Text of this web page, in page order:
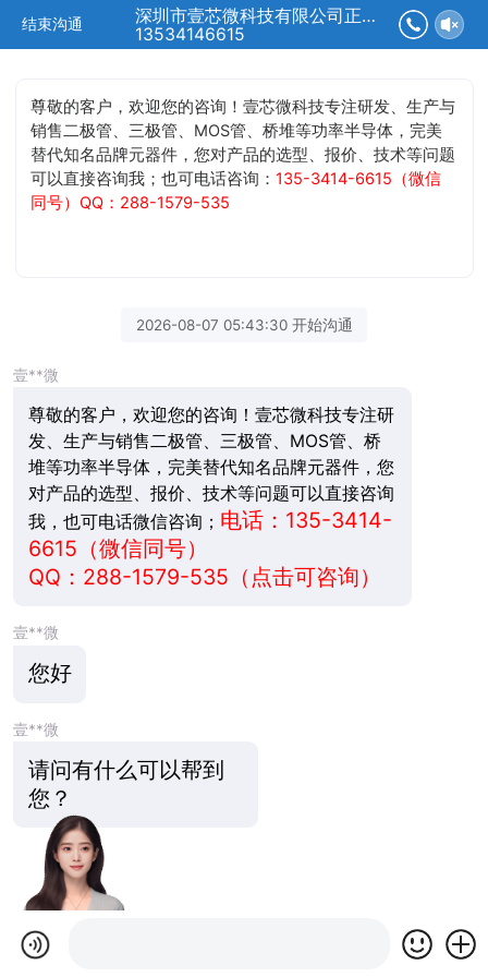
结束沟通
深圳市壹芯微科技有限公司正在为您服务
13534146615
尊敬的客户，欢迎您的咨询！壹芯微科技专注研发、生产与
销售二极管、三极管、MOS管、桥堆等功率半导体，完美
替代知名品牌元器件，您对产品的选型、报价、技术等问题
可以直接咨询我；也可电话咨询：135-3414-6615（微信
同号）QQ：288-1579-535
2026-08-07 05:43:30 开始沟通
壹**微
尊敬的客户，欢迎您的咨询！壹芯微科技专注研
发、生产与销售二极管、三极管、MOS管、桥
堆等功率半导体，完美替代知名品牌元器件，您
对产品的选型、报价、技术等问题可以直接咨询
我，也可电话微信咨询； 电话：135-3414-
6615（微信同号）
QQ： 288-1579-535 （点击可咨询）
壹**微
您好
壹**微
请问有什么可以帮到
您？